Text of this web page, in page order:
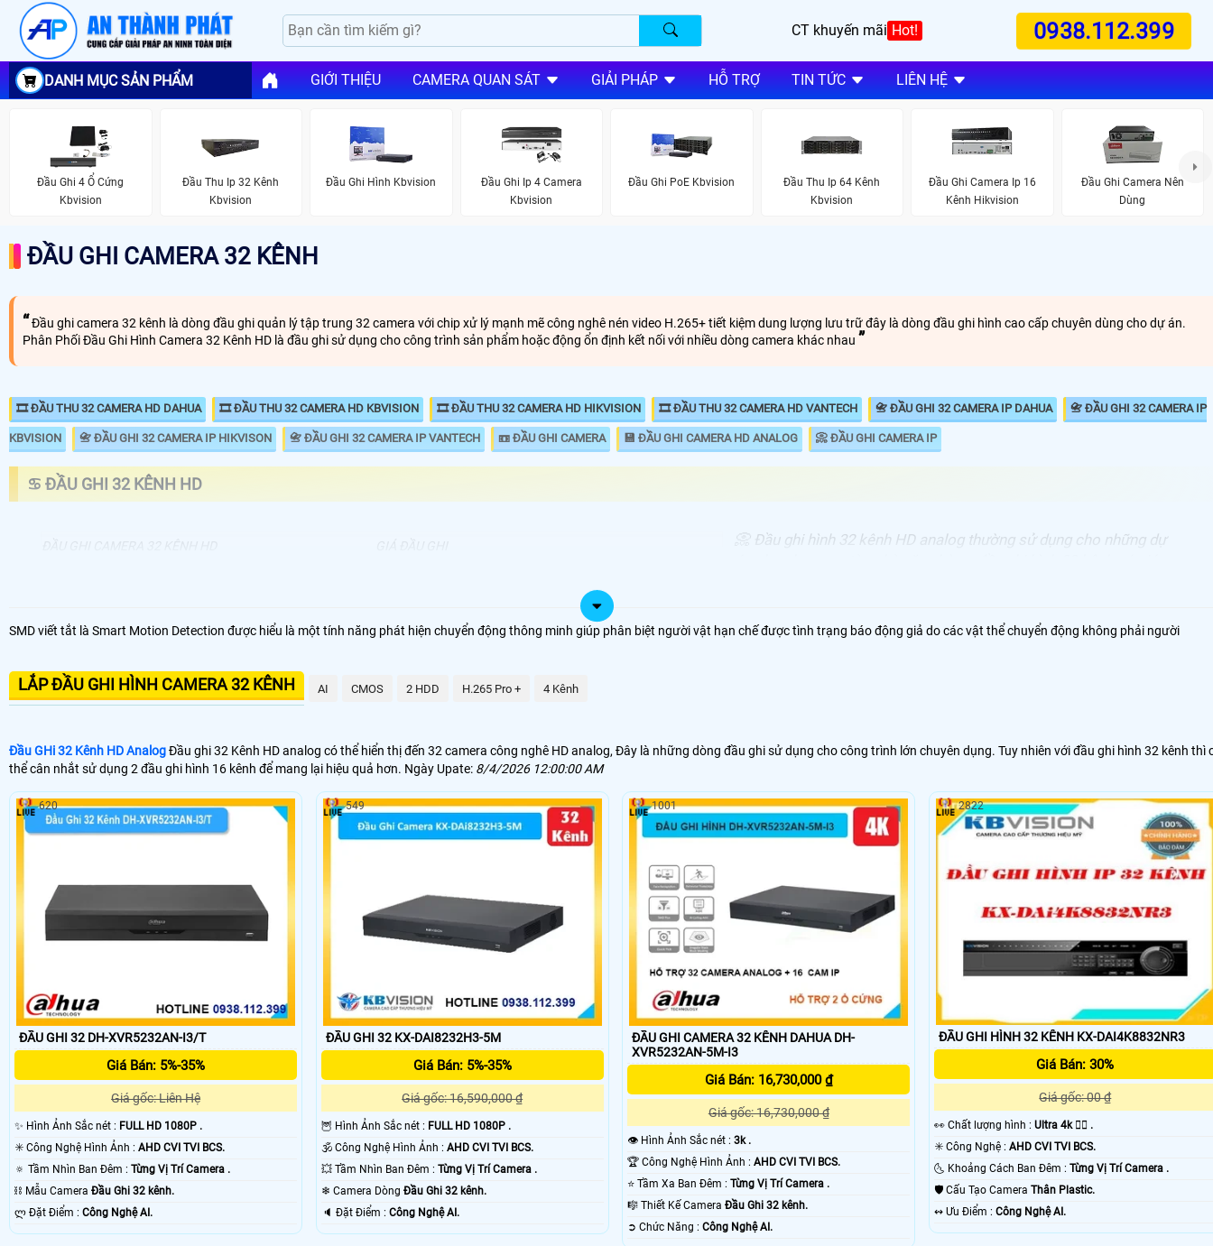
CT khuyến mãi Hot! 0938.112.399
DANH MỤC SẢN PHẨM GIỚI THIỆU CAMERA QUAN SÁT GIẢI PHÁP HỖ TRỢ TIN TỨC LIÊN HỆ
Đầu Ghi 4 Ổ Cứng
Kbvision
Đầu Thu Ip 32 Kênh
Kbvision
Đầu Ghi Hình Kbvision
Đầu Ghi Ip 4 Camera
Kbvision
Đầu Ghi PoE Kbvision
Đầu Thu Ip 64 Kênh
Kbvision
Đầu Ghi Camera Ip 16
Kênh Hikvision
Đầu Ghi Camera Nên
Dùng
ĐẦU GHI CAMERA 32 KÊNH
Đầu ghi camera 32 kênh là dòng đầu ghi quản lý tập trung 32 camera với chip xử lý mạnh mẽ công nghê nén video H.265+ tiết kiệm dung lượng lưu trữ đây là dòng đầu ghi hình cao cấp chuyên dùng cho dự án.
Phân Phối Đầu Ghi Hình Camera 32 Kênh HD là đầu ghi sử dụng cho công trình sản phẩm hoặc động ổn định kết nối với nhiều dòng camera khác nhau
🎞 ĐẦU THU 32 CAMERA HD DAHUA 🎞 ĐẦU THU 32 CAMERA HD KBVISION 🎞 ĐẦU THU 32 CAMERA HD HIKVISION 🎞 ĐẦU THU 32 CAMERA HD VANTECH 📇 ĐẦU GHI 32 CAMERA IP DAHUA 📇 ĐẦU GHI 32 CAMERA IP
KBVISION 📇 ĐẦU GHI 32 CAMERA IP HIKVISON 📇 ĐẦU GHI 32 CAMERA IP VANTECH 📼 ĐẦU GHI CAMERA 💾 ĐẦU GHI CAMERA HD ANALOG 📀 ĐẦU GHI CAMERA IP
♋ ĐẦU GHI 32 KÊNH HD
📬 Đầu Thu Camera 32 Kênh Chính Hãng 13.000.000 VNĐKX-DAi8232H3
📀 Đầu ghi hình 32 kênh HD analog thường sử dụng cho những dự
sẽ đáp ứng được nhu cầu nay.
SMD viết tắt là Smart Motion Detection được hiểu là một tính năng phát hiện chuyển động thông minh giúp phân biệt người vật hạn chế được tình trạng báo động giả do các vật thể chuyển động không phải người
LẮP ĐẦU GHI HÌNH CAMERA 32 KÊNH AI CMOS 2 HDD H.265 Pro + 4 Kênh
Đầu GHi 32 Kênh HD AnalogĐầu ghi 32 Kênh HD analog có thể hiển thị đến 32 camera công nghê HD analog, Đây là những dòng đầu ghi sử dụng cho công trình lớn chuyên dụng. Tuy nhiên với đầu ghi hình 32 kênh thì
thể cân nhắt sử dụng 2 đầu ghi hình 16 kênh để mang lại hiệu quả hơn. Ngày Upate: 8/4/2026 12:00:00 AM
ĐẦU GHI 32 DH-XVR5232AN-I3/T
Giá Bán: 5%-35%
Giá gốc: Liên Hệ
✨ Hình Ảnh Sắc nét : FULL HD 1080P .
✳️ Công Nghệ Hình Ảnh : AHD CVI TVI BCS.
🔅 Tầm Nhìn Ban Đêm : Từng Vị Trí Camera .
⛓ Mẫu Camera Đầu Ghi 32 kênh.
️ლ Đặt Điểm : Công Nghệ AI.
620
ĐẦU GHI 32 KX-DAI8232H3-5M
Giá Bán: 5%-35%
Giá gốc: 16,590,000 ₫
🦉 Hình Ảnh Sắc nét : FULL HD 1080P .
🕉️ Công Nghệ Hình Ảnh : AHD CVI TVI BCS.
💥 Tầm Nhìn Ban Đêm : Từng Vị Trí Camera .
❄ Camera Dòng Đầu Ghi 32 kênh.
️🔈 Đặt Điểm : Công Nghệ AI.
549
ĐẦU GHI CAMERA 32 KÊNH DAHUA DH-
XVR5232AN-5M-I3
Giá Bán: 16,730,000 ₫
Giá gốc: 16,730,000 ₫
👁 Hình Ảnh Sắc nét :3k .
🏆 Công Nghệ Hình Ảnh :AHD CVI TVI BCS.
⭐ Tầm Xa Ban Đêm :Từng Vị Trí Camera .
🎼️ Thiết Kế CameraĐầu Ghi 32 kênh.
️➲ Chức Năng :Công Nghệ AI.
1001
ĐẦU GHI HÌNH 32 KÊNH KX-DAI4K8832NR3
Giá Bán: 30%
Giá gốc: 00 ₫
️👀 Chất lượng hình : Ultra 4k 👍🏾 .
✳️ Công Nghệ : AHD CVI TVI BCS.
🌜 Khoảng Cách Ban Đêm : Từng Vị Trí Camera .
🛡 Cấu Tạo Camera Thân Plastic.
️↭ Ưu Điểm : Công Nghệ AI.
2822